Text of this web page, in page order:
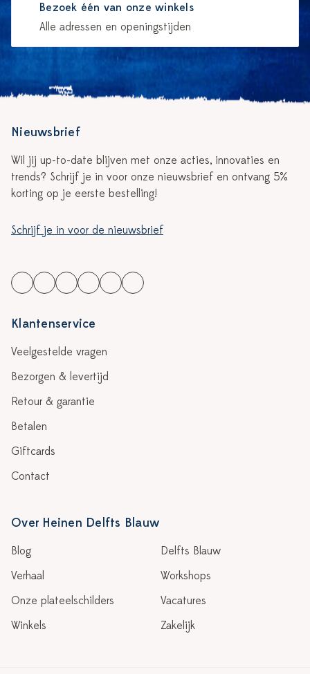
Bezoek één van onze winkels
Alle adressen en openingstijden
Nieuwsbrief
Wil jij up-to-date blijven met onze acties, innovaties en
trends? Schrijf je in voor onze nieuwsbrief en ontvang 5%
korting op je eerste bestelling!
Schrijf je in voor de nieuwsbrief
Klantenservice
Veelgestelde vragen
Bezorgen & levertijd
Retour & garantie
Betalen
Giftcards
Contact
Over Heinen Delfts Blauw
Blog
Verhaal
Onze plateelschilders
Winkels
Delfts Blauw
Workshops
Vacatures
Zakelijk